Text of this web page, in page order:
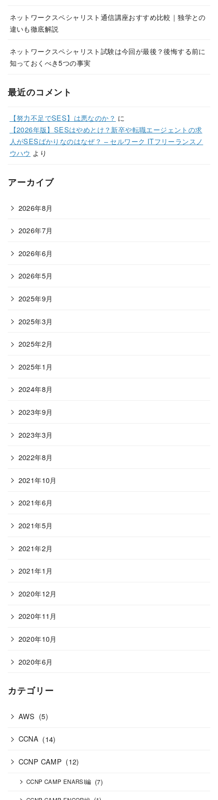
ネットワークスペシャリスト通信講座おすすめ比較｜独学との
違いも徹底解説
ネットワークスペシャリスト試験は今回が最後？後悔する前に
知っておくべき5つの事実
最近のコメント
【努力不足でSES】は悪なのか？ に
【2026年版】SESはやめとけ？新卒や転職エージェントの求
人がSESばかりなのはなぜ？ – セルワーク ITフリーランスノ
ウハウ より
アーカイブ
2026年8月
2026年7月
2026年6月
2026年5月
2025年9月
2025年3月
2025年2月
2025年1月
2024年8月
2023年9月
2023年3月
2022年8月
2021年10月
2021年6月
2021年5月
2021年2月
2021年1月
2020年12月
2020年11月
2020年10月
2020年6月
カテゴリー
AWS (5)
CCNA (14)
CCNP CAMP (12)
CCNP CAMP ENARSI編 (7)